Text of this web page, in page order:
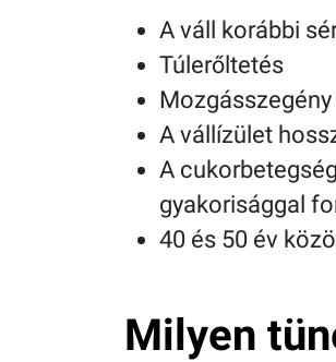
A váll korábbi
Túlerőltetés
A vállízület
A
gyakorisággal
40 és 50 év
Milyen